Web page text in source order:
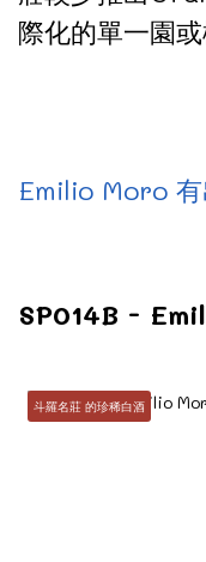
際化的單一園
Emilio Moro
SP014B -
斗羅名莊 的珍稀白酒